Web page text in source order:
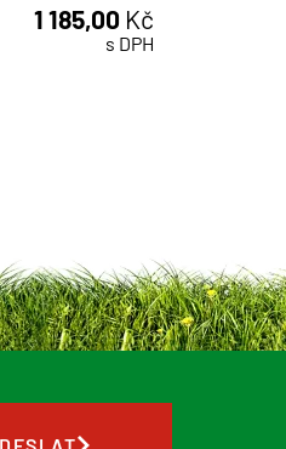
1 185,00 Kč
s DPH